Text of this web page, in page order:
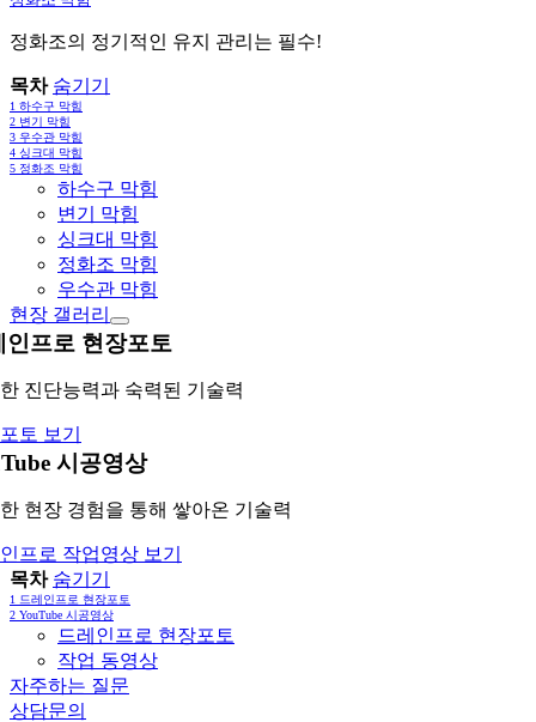
정화조의 정기적인 유지 관리는 필수!
목차 숨기기
1 하수구 막힘
2 변기 막힘
3 우수관 막힘
4 싱크대 막힘
5 정화조 막힘
하수구 막힘
변기 막힘
싱크대 막힘
정화조 막힘
우수관 막힘
현장 갤러리
인프로 현장포토
진단능력과 숙력된 기술력
토 보기
시공영상
현장 경험을 통해 쌓아온 기술력
프로 작업영상 보기
목차 숨기기
1 드레인프로 현장포토
2 YouTube 시공영상
드레인프로 현장포토
작업 동영상
자주하는 질문
상담문의